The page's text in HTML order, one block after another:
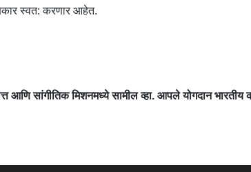
स्वत: करणार आहेत.
आणि सांगीतिक मिशनमध्ये सामील व्हा. आपले योगदान